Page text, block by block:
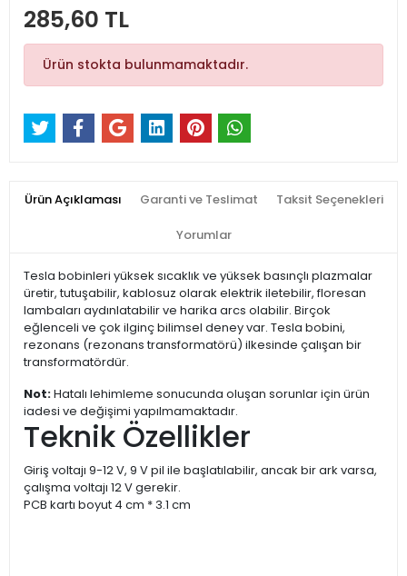
285,60 TL
Ürün stokta bulunmamaktadır.
Ürün Açıklaması Garanti ve Teslimat Taksit Seçenekleri
Yorumlar
Tesla bobinleri yüksek sıcaklık ve yüksek basınçlı plazmalar
üretir, tutuşabilir, kablosuz olarak elektrik iletebilir, floresan
lambaları aydınlatabilir ve harika arcs olabilir. Birçok
eğlenceli ve çok ilginç bilimsel deney var. Tesla bobini,
rezonans (rezonans transformatörü) ilkesinde çalışan bir
transformatördür.
Not:Hatalı lehimleme sonucunda oluşan sorunlar için ürün
iadesi ve değişimi yapılmamaktadır.
Teknik Özellikler
Giriş voltajı 9-12 V, 9 V pil ile başlatılabilir, ancak bir ark varsa,
çalışma voltajı 12 V gerekir.
PCB kartı boyut 4 cm * 3.1 cm